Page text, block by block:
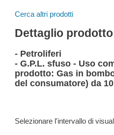
Cerca altri prodotti
Dettaglio
- Petroliferi
- G.P.L. sfuso - Uso
prodotto: Gas in
del consumatore) da
Selezionare l'intervallo di